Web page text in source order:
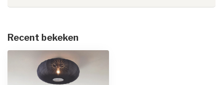
Recent bekeken